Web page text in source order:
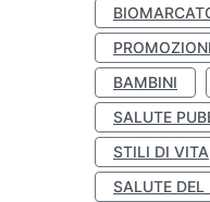
BAMBINI
SALUTE
STILI DI VITA
SALUTE